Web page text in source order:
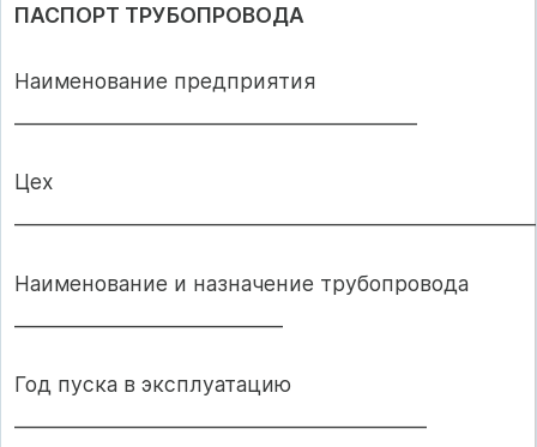
ПАСПОРТ ТРУБОПРОВОДА
Наименование предприятия
Цех
Наименование и назначение трубопровода
Год пуска в эксплуатацию